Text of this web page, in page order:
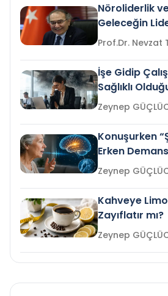
Nöroliderlik
Geleceğin
İşe Gidip
Sağlıklı
Gelir mi?Zeynep
Konuşurken
Erken
mi?
Zeynep
Kahveye
Zayıflatır mı?
Zeynep